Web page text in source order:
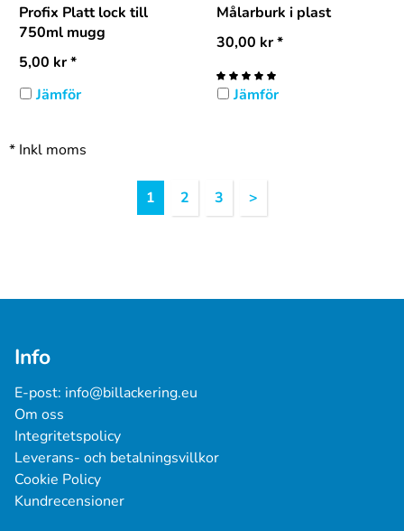
Profix Platt lock till
750ml mugg
5,00 kr*
Jämför
Målarburk i plast
30,00 kr*
Jämför
* Inkl moms
1 2 3 >
Info
E-post: info@billackering.eu
Om oss
Integritetspolicy
Leverans- och betalningsvillkor
Cookie Policy
Kundrecensioner